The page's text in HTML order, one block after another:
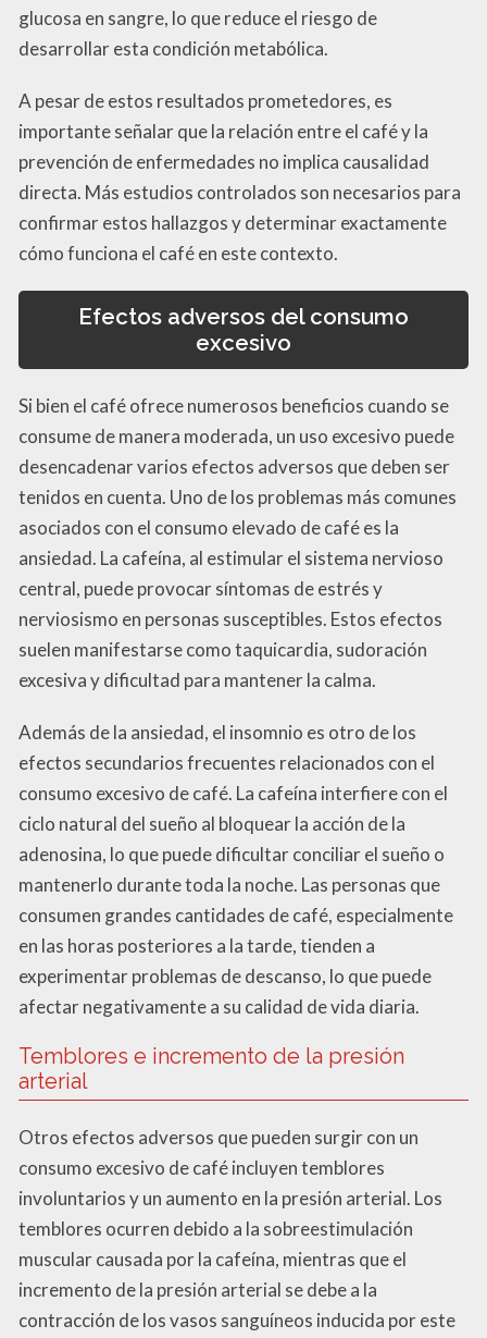
glucosa en sangre, lo que reduce el riesgo de
desarrollar esta condición metabólica.
A pesar de estos resultados prometedores, es
importante señalar que la relación entre el café y la
prevención de enfermedades no implica causalidad
directa. Más estudios controlados son necesarios para
confirmar estos hallazgos y determinar exactamente
cómo funciona el café en este contexto.
Efectos adversos del consumo
excesivo
Si bien el café ofrece numerosos beneficios cuando se
consume de manera moderada, un uso excesivo puede
desencadenar varios efectos adversos que deben ser
tenidos en cuenta. Uno de los problemas más comunes
asociados con el consumo elevado de café es la
ansiedad. La cafeína, al estimular el sistema nervioso
central, puede provocar síntomas de estrés y
nerviosismo en personas susceptibles. Estos efectos
suelen manifestarse como taquicardia, sudoración
excesiva y dificultad para mantener la calma.
Además de la ansiedad, el insomnio es otro de los
efectos secundarios frecuentes relacionados con el
consumo excesivo de café. La cafeína interfiere con el
ciclo natural del sueño al bloquear la acción de la
adenosina, lo que puede dificultar conciliar el sueño o
mantenerlo durante toda la noche. Las personas que
consumen grandes cantidades de café, especialmente
en las horas posteriores a la tarde, tienden a
experimentar problemas de descanso, lo que puede
afectar negativamente a su calidad de vida diaria.
Temblores e incremento de la presión
arterial
Otros efectos adversos que pueden surgir con un
consumo excesivo de café incluyen temblores
involuntarios y un aumento en la presión arterial. Los
temblores ocurren debido a la sobreestimulación
muscular causada por la cafeína, mientras que el
incremento de la presión arterial se debe a la
contracción de los vasos sanguíneos inducida por este